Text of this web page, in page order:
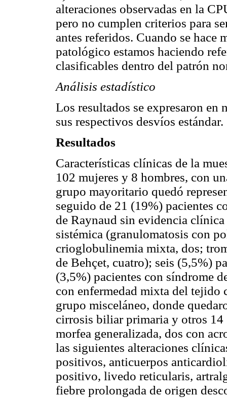
alteraciones observadas en la
pero no cumplen criterios para
antes referidos. Cuando se hace
patológico estamos haciendo
clasificables dentro del patrón
Análisis estadístico
Los resultados se expresaron en
sus respectivos desvíos estándar.
Resultados
Características clínicas de la
102 mujeres y 8 hombres, con
grupo mayoritario quedó
seguido de 21 (19%) pacientes
de Raynaud sin evidencia
sistémica (granulomatosis con
crioglobulinemia mixta, dos;
de Behçet, cuatro); seis (5,5%)
(3,5%) pacientes con síndrome
con enfermedad mixta del tejido
grupo misceláneo, donde
cirrosis biliar primaria y otros
morfea generalizada, dos con
las siguientes alteraciones
positivos, anticuerpos
positivo, livedo reticularis,
fiebre prolongada de origen